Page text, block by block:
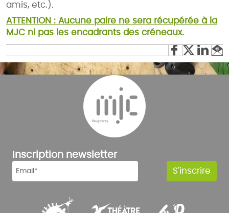
amis, etc.).
ATTENTION : Aucune paire ne sera récupérée à la
MJC ni pas les encadrants des créneaux.
Inscription newsletter